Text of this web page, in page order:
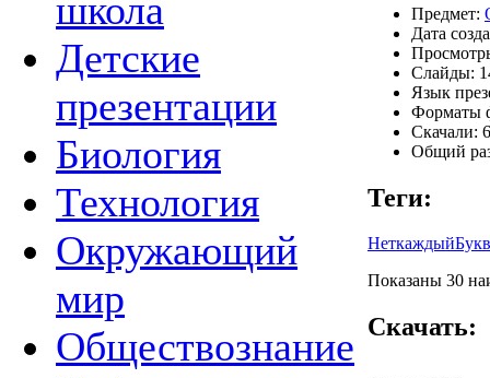
школа
Детские
презентации
Биология
Технология
Окружающий
мир
Обществознание
Предмет:
Дата
Слайды:
Язык
Форматы
Скачали:
Общий
Теги:
Неткаждый
Показаны 30
Скачать: